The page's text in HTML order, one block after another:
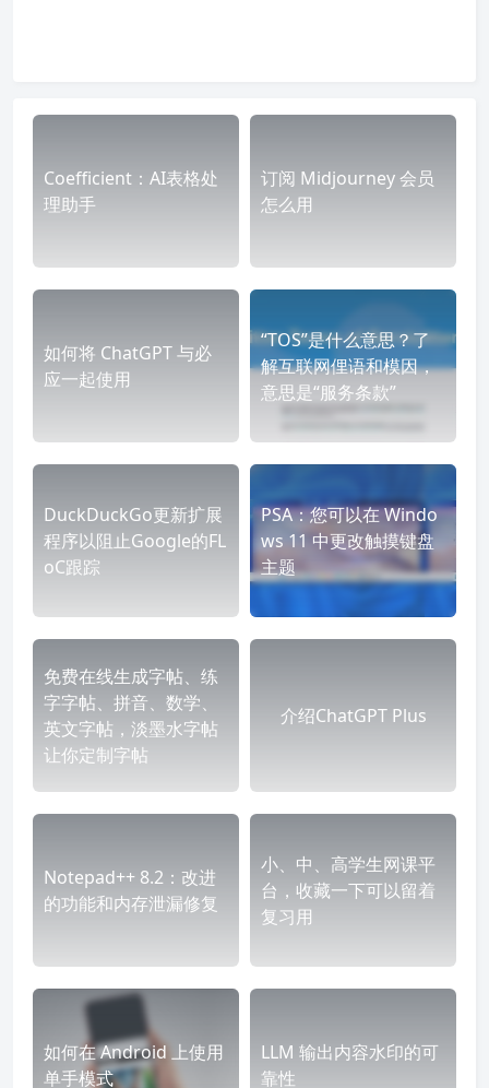
Coefficient：AI表格处
理助手
订阅 Midjourney 会员
怎么用
如何将 ChatGPT 与必
应一起使用
“TOS”是什么意思？了
解互联网俚语和模因，
意思是“服务条款”
DuckDuckGo更新扩展
程序以阻止Google的FL
oC跟踪
PSA：您可以在 Windo
ws 11 中更改触摸键盘
主题
免费在线生成字帖、练
字字帖、拼音、数学、
英文字帖，淡墨水字帖
让你定制字帖
介绍ChatGPT Plus
Notepad++ 8.2：改进
的功能和内存泄漏修复
小、中、高学生网课平
台，收藏一下可以留着
复习用
如何在 Android 上使用
单手模式
LLM 输出内容水印的可
靠性